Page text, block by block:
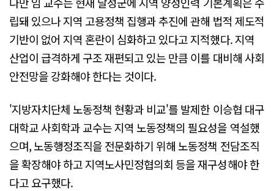
립돼 있으나 지역 고용정책 집행과 추진에 관해 법적 제도적
기반이 없어 지역 혼란이 심화하고 있다고 지적했다. 지역
산업이 급격하게 구조 재편되고 있는 만큼 이를 대비해 사회
안전망을 강화해야 한다는 것이다.
'지방자치단체 노동정책 현황과 비교'를 발제한 이승협 대구
대학교 사회학과 교수는 지역 노동정책의 필요성을 역설했
으며, 노동행정조직을 전문화하기 위해 노동정책 전담조직
을 확장해야 하고 지역노사민정협의회 등을 재구성해야 한
다고 요구했다.